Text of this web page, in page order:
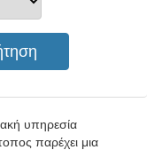
υπηρεσία
παρέχει μια